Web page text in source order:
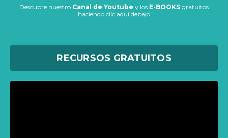
Descubre nuestro Canal de Youtube y los E-BOOKS gratuitos
haciendo clic aquí debajo
RECURSOS GRATUITOS